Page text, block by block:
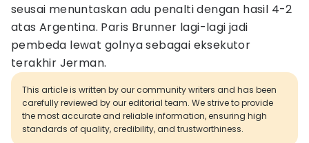
seusai menuntaskan adu penalti dengan hasil 4-2
atas Argentina. Paris Brunner lagi-lagi jadi
pembeda lewat golnya sebagai eksekutor
terakhir Jerman.
This article is written by our community writers and has been
carefully reviewed by our editorial team. We strive to provide
the most accurate and reliable information, ensuring high
standards of quality, credibility, and trustworthiness.